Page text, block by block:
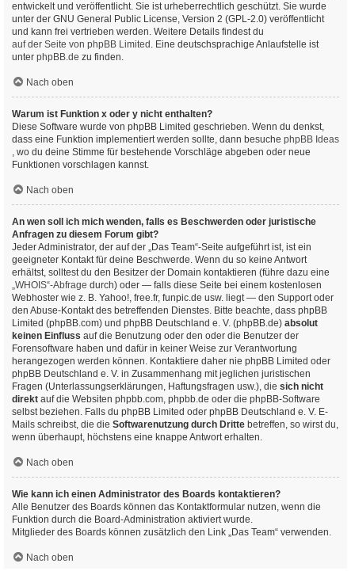
entwickelt und veröffentlicht. Sie ist urheberrechtlich geschützt. Sie wurde
unter der GNU General Public License, Version 2 (GPL-2.0) veröffentlicht
und kann frei vertrieben werden. Weitere Details findest du
auf der Seite von phpBB Limited . Eine deutschsprachige Anlaufstelle ist
unter phpBB.de zu finden.
Nach oben
Warum ist Funktion x oder y nicht enthalten?
Diese Software wurde von phpBB Limited geschrieben. Wenn du denkst,
dass eine Funktion implementiert werden sollte, dann besuche phpBB Ideas
, wo du deine Stimme für bestehende Vorschläge abgeben oder neue
Funktionen vorschlagen kannst.
Nach oben
An wen soll ich mich wenden, falls es Beschwerden oder juristische
Anfragen zu diesem Forum gibt?
Jeder Administrator, der auf der „Das Team“-Seite aufgeführt ist, ist ein
geeigneter Kontakt für deine Beschwerde. Wenn du so keine Antwort
erhältst, solltest du den Besitzer der Domain kontaktieren (führe dazu eine
„WHOIS“-Abfrage durch) oder — falls diese Seite bei einem kostenlosen
Webhoster wie z. B. Yahoo!, free.fr, funpic.de usw. liegt — den Support oder
den Abuse-Kontakt des betreffenden Dienstes. Bitte beachte, dass phpBB
Limited (phpBB.com) und phpBB Deutschland e. V. (phpBB.de) absolut
keinen Einfluss auf die Benutzung oder den oder die Benutzer der
Forensoftware haben und dafür in keiner Weise zur Verantwortung
herangezogen werden können. Kontaktiere daher nie phpBB Limited oder
phpBB Deutschland e. V. in Zusammenhang mit jeglichen juristischen
Fragen (Unterlassungserklärungen, Haftungsfragen usw.), die sich nicht
direkt auf die Websiten phpbb.com, phpbb.de oder die phpBB-Software
selbst beziehen. Falls du phpBB Limited oder phpBB Deutschland e. V. E-
Mails schreibst, die die Softwarenutzung durch Dritte betreffen, so wirst du,
wenn überhaupt, höchstens eine knappe Antwort erhalten.
Nach oben
Wie kann ich einen Administrator des Boards kontaktieren?
Alle Benutzer des Boards können das Kontaktformular nutzen, wenn die
Funktion durch die Board-Administration aktiviert wurde.
Mitglieder des Boards können zusätzlich den Link „Das Team“ verwenden.
Nach oben